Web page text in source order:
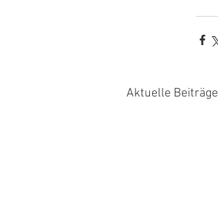
Aktuelle Beiträge